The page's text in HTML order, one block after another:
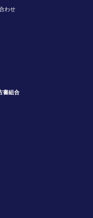
わせ
書組合